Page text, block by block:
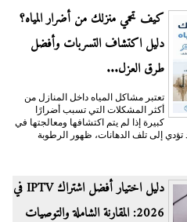
كيف تحمي منزلك من أضرار المياه؟
دليل اكتشاف التسربات وأفضل
طرق العزل...
تعتبر مشاكل المياه داخل المنازل من
أكثر المشكلات التي تسبب أضرارًا
كبيرة إذا لم يتم اكتشافها ومعالجتها في
إلى تلف الدهانات، ظهور الرطوبة
دليل اختيار أفضل اشتراك IPTV في
2026: المقارنة الشاملة والتوصيات